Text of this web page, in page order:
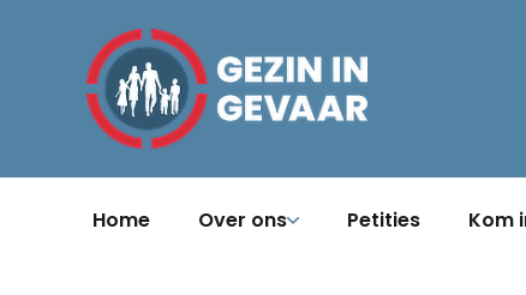
Home Over ons Petities Kom